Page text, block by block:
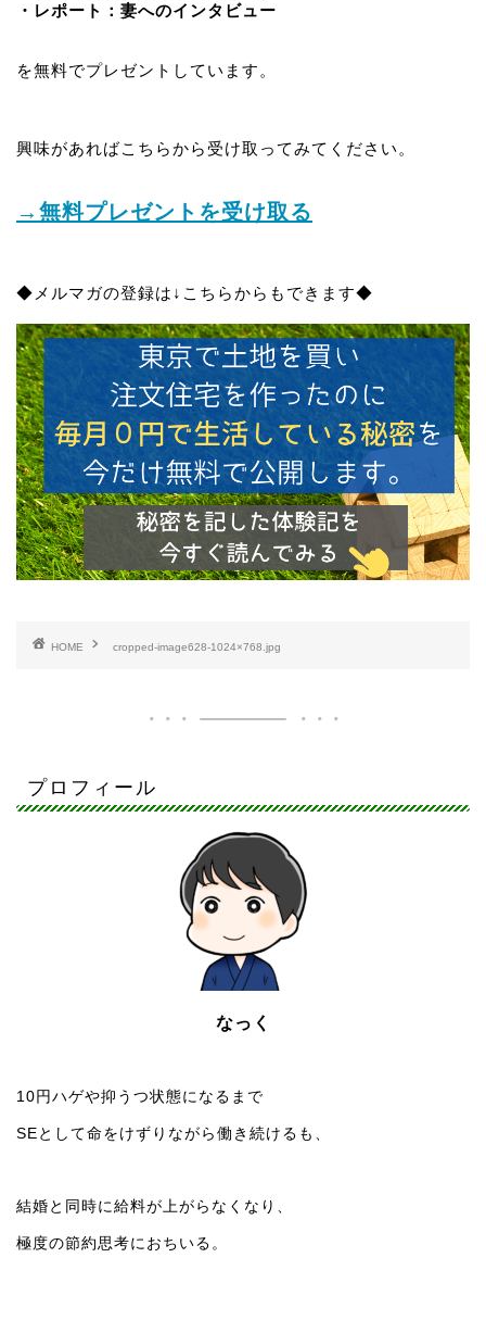
・レポート：妻へのインタビュー
を無料でプレゼントしています。
興味があればこちらから受け取ってみてください。
→無料プレゼントを受け取る
◆メルマガの登録は↓こちらからもできます◆
HOME cropped-image628-1024×768.jpg
プロフィール
なっく
10円ハゲや抑うつ状態になるまで
SEとして命をけずりながら働き続けるも、
結婚と同時に給料が上がらなくなり、
極度の節約思考におちいる。